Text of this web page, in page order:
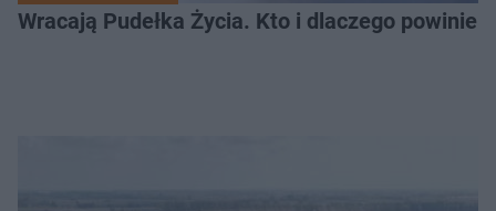
Wracają Pudełka Życia. Kto i dlaczego powinien